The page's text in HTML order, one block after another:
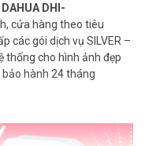
DHI-
cửa hàng theo tiêu
các gói dịch vụ SILVER –
thống cho hình ảnh đẹp
hành 24 tháng